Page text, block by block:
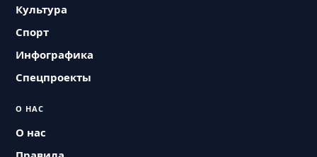
Культура
Спорт
Инфографика
Спецпроекты
О НАС
О нас